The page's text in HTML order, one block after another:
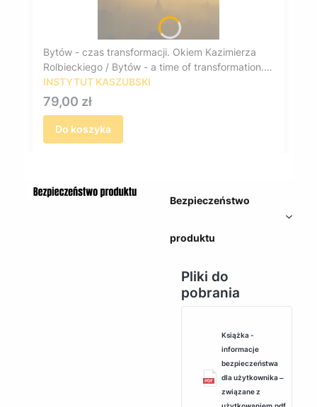
Bytów - czas transformacji. Okiem Kazimierza
Rolbieckiego / Bytów - a time of transformation.
Through the eyes of Kazimierz Rolbiecki
INSTYTUT KASZUBSKI
Cena
79,00 zł
Do koszyka
Bezpieczeństwo
produktu
Pliki do
pobrania
Książka -
informacje
bezpieczeństwa
dla użytkownika ‒
związane z